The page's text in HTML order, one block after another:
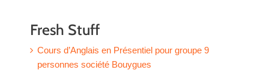
Fresh Stuff
Cours d’Anglais en Présentiel pour groupe 9
personnes société Bouygues